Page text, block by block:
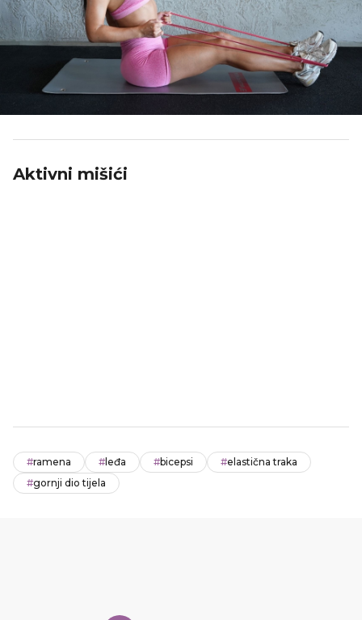
Aktivni mišići
#ramena #leđa #bicepsi #elastična traka
#gornji dio tijela